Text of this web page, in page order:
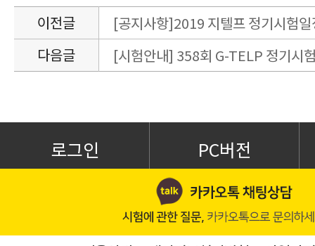
이전글
[공지사항]2019 지텔프 정기시험일
다음글
[시험안내] 358회 G-TELP 정기시
로그인 PC버전